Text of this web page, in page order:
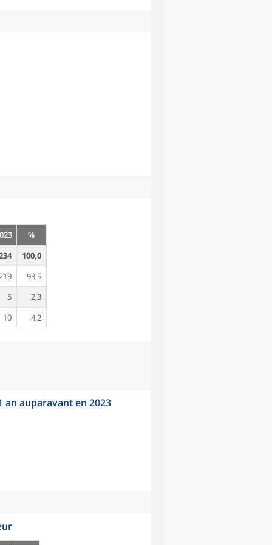
%
100,0
93,5
5
2,3
10
4,2
an auparavant en 2023